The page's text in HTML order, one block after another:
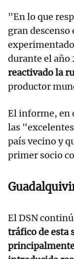
"En lo que
gran descenso
durante el año
reactivado la
productor
El informe, en
las
país vecino y
primer socio
El DSN
tráfico de esta